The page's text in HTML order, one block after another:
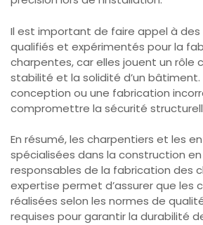
Il est important de faire appel à des
qualifiés et expérimentés pour la
charpentes, car elles jouent un rôle
stabilité et la solidité d’un bâtiment.
conception ou une fabrication
compromettre la sécurité
En résumé, les charpentiers et les
spécialisées dans la construction
responsables de la fabrication des
expertise permet d’assurer que les
réalisées selon les normes de
requises pour garantir la durabilité